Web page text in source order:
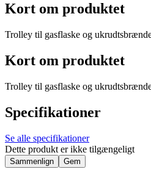
Kort om produktet
Trolley til gasflaske og
Kort om produktet
Trolley til gasflaske og
Specifikationer
Se alle specifikationer
Dette produkt er ikke tilgængeligt
Sammenlign Gem